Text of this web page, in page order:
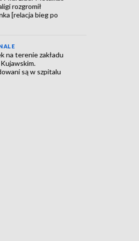
rozgromił
[relacja bieg po
na terenie zakładu
są w szpitalu